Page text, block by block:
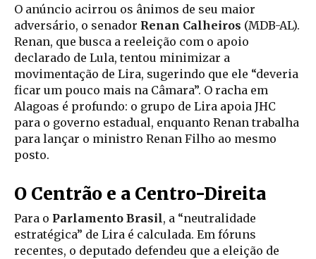
O anúncio acirrou os ânimos de seu maior
adversário, o senador Renan Calheiros (MDB-AL).
Renan, que busca a reeleição com o apoio
declarado de Lula, tentou minimizar a
movimentação de Lira, sugerindo que ele “deveria
ficar um pouco mais na Câmara”. O racha em
Alagoas é profundo: o grupo de Lira apoia JHC
para o governo estadual, enquanto Renan trabalha
para lançar o ministro Renan Filho ao mesmo
posto.
O Centrão e a Centro-Direita
Para o Parlamento Brasil, a “neutralidade
estratégica” de Lira é calculada. Em fóruns
recentes, o deputado defendeu que a eleição de